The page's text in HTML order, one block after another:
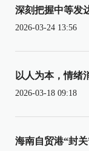
深刻把握中等发
2026-03-24 13:56
以人为本，情绪
2026-03-18 09:18
海南自贸港“封